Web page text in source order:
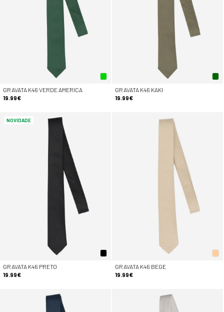
GRAVATA K46 VERDE AMERICA
19.99€
GRAVATA K46 KAKI
19.99€
NOVIDADE
GRAVATA K46 PRETO
19.99€
GRAVATA K46 BEGE
19.99€